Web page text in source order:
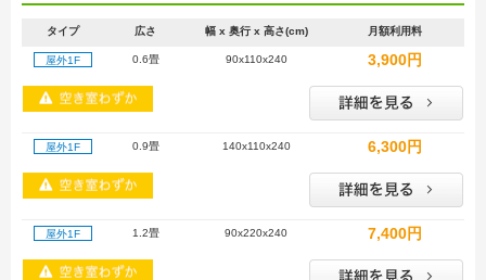
タイプ 広さ 幅 x 奥行 x 高さ(cm) 月額利用料
屋外1F 0.6畳 90x110x240 3,900円
屋外1F 0.9畳 140x110x240 6,300円
屋外1F 1.2畳 90x220x240 7,400円